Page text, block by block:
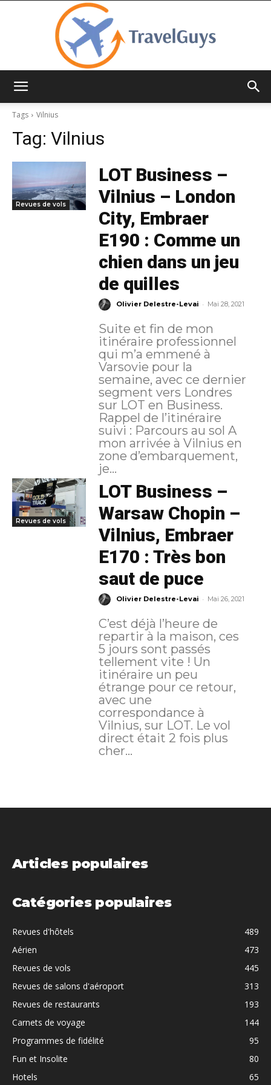
Tags
Vilnius
Tag: Vilnius
Revues de vols
LOT Business –
Vilnius – London
City, Embraer
E190 : Comme un
chien dans un jeu
de quilles
Olivier Delestre-Levai - Mai 28, 2021
Suite et fin de mon
itinéraire professionnel
qui m’a emmené à
Varsovie pour la
semaine, avec ce dernier
segment vers Londres
sur LOT en Business.
Rappel de l’itinéraire
suivi : Parcours au sol A
mon arrivée à Vilnius en
zone d’embarquement,
je...
Revues de vols
LOT Business –
Warsaw Chopin –
Vilnius, Embraer
E170 : Très bon
saut de puce
Olivier Delestre-Levai - Mai 26, 2021
C’est déjà l’heure de
repartir à la maison, ces
5 jours sont passés
tellement vite ! Un
itinéraire un peu
étrange pour ce retour,
avec une
correspondance à
Vilnius, sur LOT. Le vol
direct était 2 fois plus
cher...
Articles populaires
Catégories populaires
Revues d'hôtels
489
Aérien
473
Revues de vols
445
Revues de salons d'aéroport
313
Revues de restaurants
193
Carnets de voyage
144
Programmes de fidélité
95
Fun et Insolite
80
Hotels
65